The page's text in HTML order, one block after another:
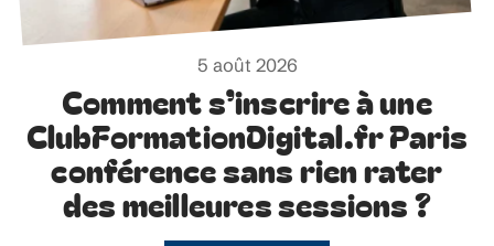
5 août 2026
Comment s’inscrire à une
ClubFormationDigital.fr Paris
conférence sans rien rater
des meilleures sessions ?